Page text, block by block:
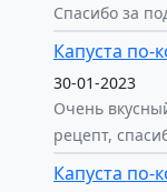
Спасибо за
Капуста по-
30-01-2023
Очень
рецепт,
Капуста по-